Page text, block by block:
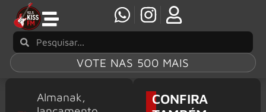
VOTE NAS 500 MAIS
Almanak,
CONFIRA